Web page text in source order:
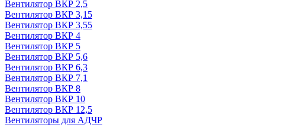
Вентилятор ВКР 2,5
Вентилятор ВКР 3,15
Вентилятор ВКР 3,55
Вентилятор ВКР 4
Вентилятор ВКР 5
Вентилятор ВКР 5,6
Вентилятор ВКР 6,3
Вентилятор ВКР 7,1
Вентилятор ВКР 8
Вентилятор ВКР 10
Вентилятор ВКР 12,5
Вентиляторы для АДЧР